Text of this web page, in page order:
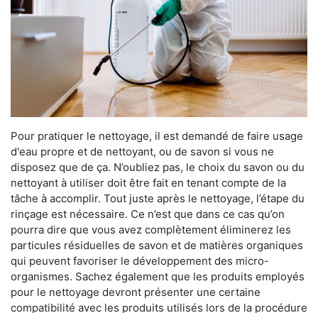
Pour pratiquer le nettoyage, il est demandé de faire usage
d'eau propre et de nettoyant, ou de savon si vous ne
disposez que de ça. N’oubliez pas, le choix du savon ou du
nettoyant à utiliser doit être fait en tenant compte de la
tâche à accomplir. Tout juste après le nettoyage, l’étape du
rinçage est nécessaire. Ce n’est que dans ce cas qu’on
pourra dire que vous avez complètement éliminerez les
particules résiduelles de savon et de matières organiques
qui peuvent favoriser le développement des micro-
organismes. Sachez également que les produits employés
pour le nettoyage devront présenter une certaine
compatibilité avec les produits utilisés lors de la procédure